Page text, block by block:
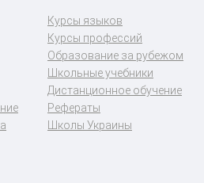
Курсы языков
Курсы профессий
Образование за рубежом
Школьные учебники
Дистанционное обучение
Рефераты
Школы Украины